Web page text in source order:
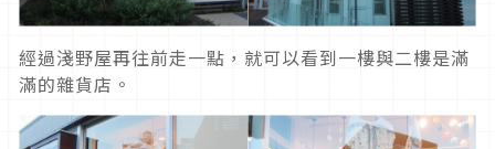
經過淺野屋再往前走一點，就可以看到一樓與二樓是滿
滿的雜貨店。